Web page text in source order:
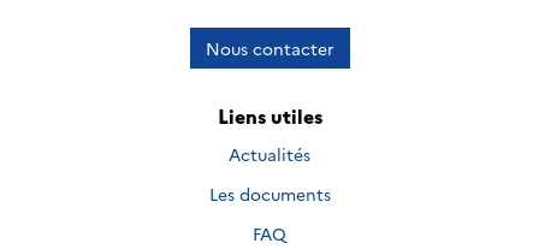
Nous contacter
Liens utiles
Actualités
Les documents
FAQ